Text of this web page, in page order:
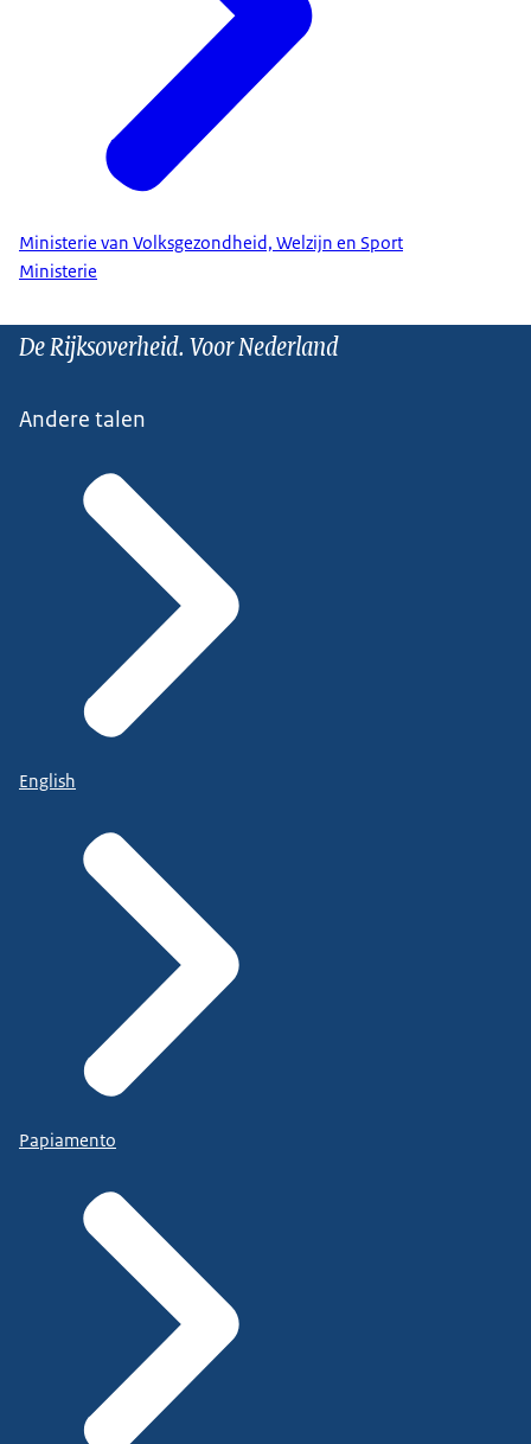
Ministerie van Volksgezondheid, Welzijn en Sport
Ministerie
De Rijksoverheid. Voor Nederland
Andere talen
English
Papiamento